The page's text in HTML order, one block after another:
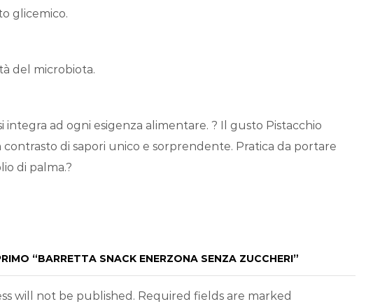
glicemico.
del microbiota.
ad ogni esigenza alimentare. ? Il gusto Pistacchio
di sapori unico e sorprendente. Pratica da portare
di palma.?
“BARRETTA SNACK ENERZONA SENZA ZUCCHERI”
will not be published. Required fields are marked